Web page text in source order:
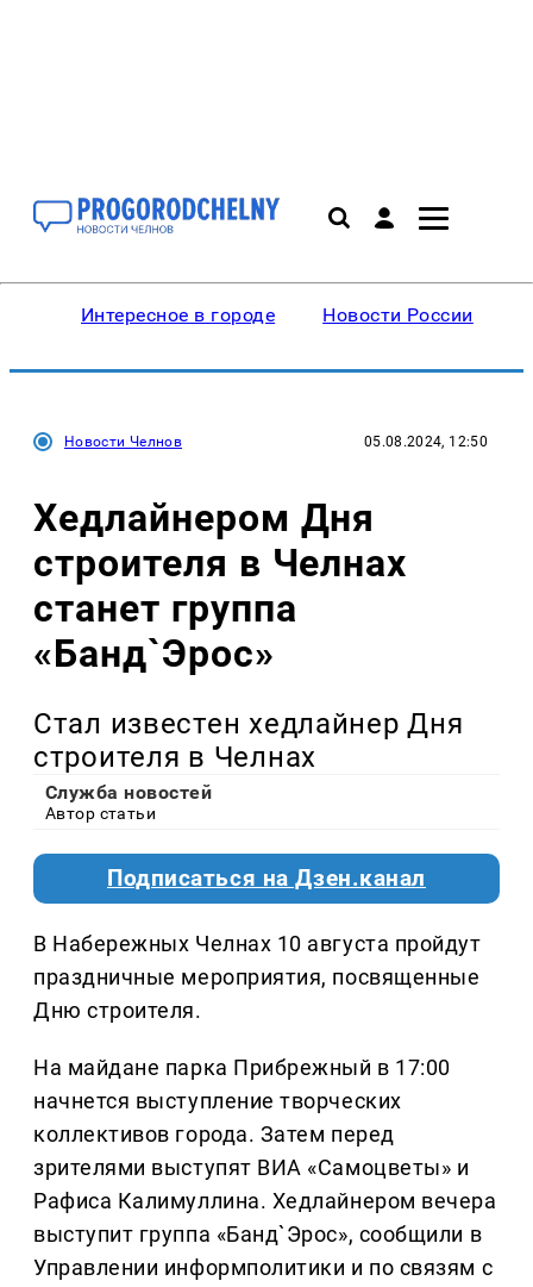
Интересное в городе Новости России
Новости Челнов 05.08.2024, 12:50
Хедлайнером Дня
строителя в Челнах
станет группа
«Банд`Эрос»
Стал известен хедлайнер Дня
строителя в Челнах
Служба новостей
Автор статьи
Подписаться на Дзен.канал
В Набережных Челнах 10 августа пройдут
праздничные мероприятия, посвященные
Дню строителя.
На майдане парка Прибрежный в 17:00
начнется выступление творческих
коллективов города. Затем перед
зрителями выступят ВИА «Самоцветы» и
Рафиса Калимуллина. Хедлайнером вечера
выступит группа «Банд`Эрос», сообщили в
Управлении информполитики и по связям с